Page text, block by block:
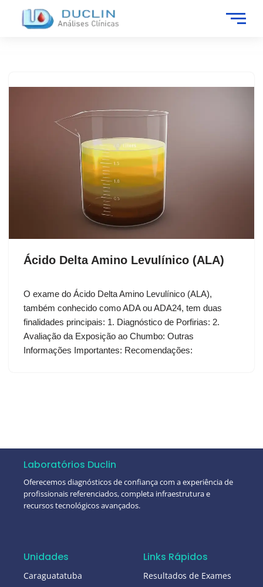
Ácido Delta Amino Levulínico (ALA)
O exame do Ácido Delta Amino Levulínico (ALA),
também conhecido como ADA ou ADA24, tem duas
finalidades principais: 1. Diagnóstico de Porfirias: 2.
Avaliação da Exposição ao Chumbo: Outras
Informações Importantes: Recomendações:
Laboratórios Duclin
Oferecemos diagnósticos de confiança com a experiência de
profissionais referenciados, completa infraestrutura e
recursos tecnológicos avançados.
Unidades
Caraguatatuba
Links Rápidos
Resultados de Exames